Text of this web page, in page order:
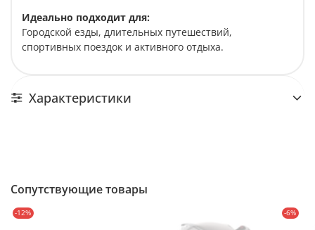
Идеально подходит для:
Городской езды, длительных путешествий,
спортивных поездок и активного отдыха.
Характеристики
Сопутствующие товары
-12% -6%